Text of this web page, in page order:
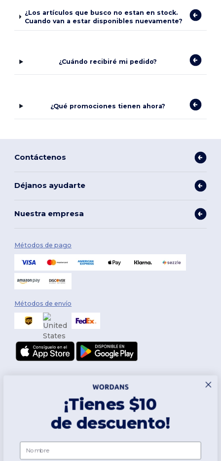
¿Los artículos que busco no estan en stock.
Cuando van a estar disponibles nuevamente?
¿Cuándo recibiré mi pedido?
¿Qué promociones tienen ahora?
Contáctenos
Déjanos ayudarte
Nuestra empresa
Métodos de pago
Métodos de envío
¡Tienes $10
de descuento!
Nombre